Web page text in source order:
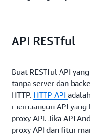
API RESTful
Buat RESTful API
tanpa server dan
HTTP. HTTP API
membangun API
proxy API. Jika API
proxy API dan fitur